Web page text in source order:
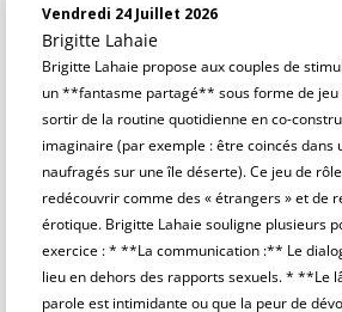
Vendredi 24 Juillet 2026
Brigitte Lahaie
Brigitte Lahaie propose aux couples de
un **fantasme partagé** sous forme de jeu
sortir de la routine quotidienne en co-
imaginaire (par exemple : être coincés dans
naufragés sur une île déserte). Ce jeu de
redécouvrir comme des « étrangers » et de
érotique. Brigitte Lahaie souligne plusieurs
exercice : * **La communication :** Le
lieu en dehors des rapports sexuels. * **Le
parole est intimidante ou que la peur de